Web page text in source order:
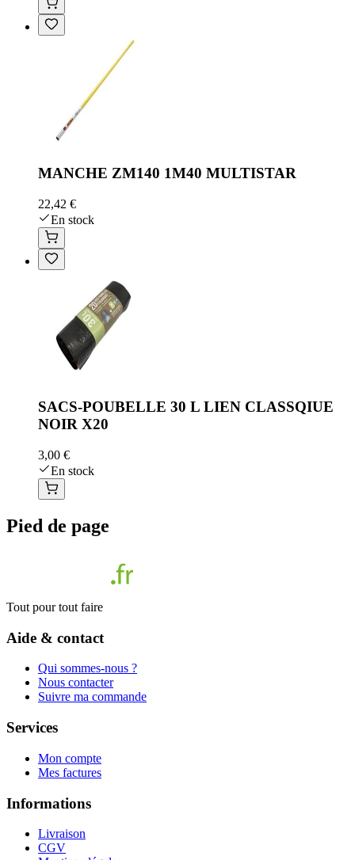
MANCHE ZM140 1M40 MULTISTAR
22,42 €
En stock
SACS-POUBELLE 30 L LIEN CLASSQIUE
NOIR X20
3,00 €
En stock
Pied de page
Tout pour tout faire
Aide & contact
Qui sommes-nous ?
Nous contacter
Suivre ma commande
Services
Mon compte
Mes factures
Informations
Livraison
CGV